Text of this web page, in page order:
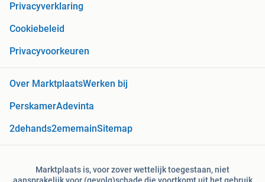
Privacyverklaring
Cookiebeleid
Privacyvoorkeuren
Over MarktplaatsWerken bij
PerskamerAdevinta
2dehands2ememainSitemap
Marktplaats is, voor zover wettelijk toegestaan, niet